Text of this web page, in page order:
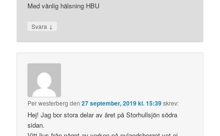
Med vänlig hälsning HBU
Svara ↓
Per westerberg den27 september, 2019 kl. 15:39skrev:
Hej! Jag bor stora delar av året på Storhullsjön södra
sidan.